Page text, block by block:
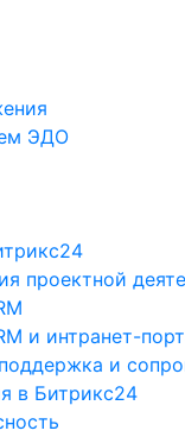
ЭДО
проектной
и интранет-
и
в Битрикс24